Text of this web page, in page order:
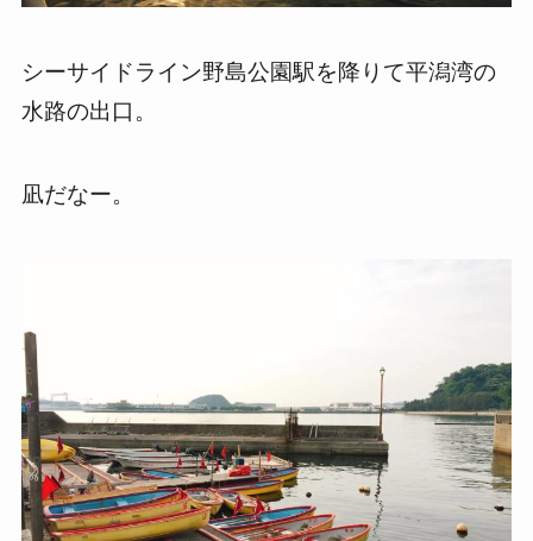
シーサイドライン野島公園駅を降りて平潟湾の
水路の出口。
凪だなー。